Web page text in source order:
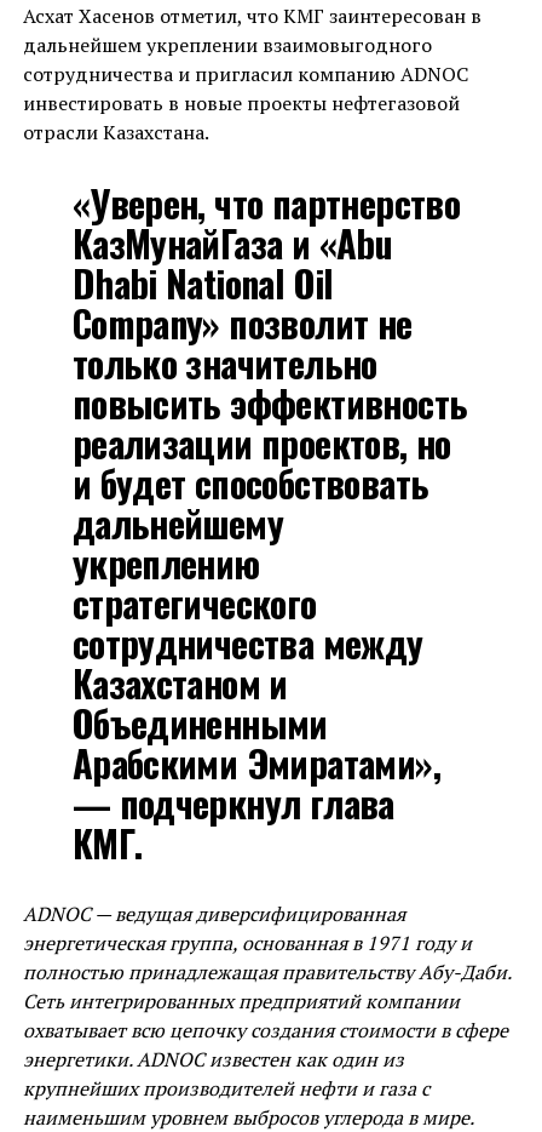
Асхат Хасенов отметил, что КМГ заинтересован в
дальнейшем укреплении взаимовыгодного
сотрудничества и пригласил компанию ADNOC
инвестировать в новые проекты нефтегазовой
отрасли Казахстана.
«Уверен, что партнерство
КазМунайГаза и «Abu
Dhabi National Oil
Company» позволит не
только значительно
повысить эффективность
реализации проектов, но
и будет способствовать
дальнейшему
укреплению
стратегического
сотрудничества между
Казахстаном и
Объединенными
Арабскими Эмиратами»,
— подчеркнул глава
КМГ.
ADNOC — ведущая диверсифицированная
энергетическая группа, основанная в 1971 году и
полностью принадлежащая правительству Абу-Даби.
Сеть интегрированных предприятий компании
охватывает всю цепочку создания стоимости в сфере
энергетики. ADNOC известен как один из
крупнейших производителей нефти и газа с
наименьшим уровнем выбросов углерода в мире.